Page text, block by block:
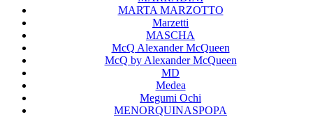
MARTA MARZOTTO
Marzetti
MASCHA
McQ Alexander McQueen
McQ by Alexander McQueen
MD
Medea
Megumi Ochi
MENORQUINASPOPA